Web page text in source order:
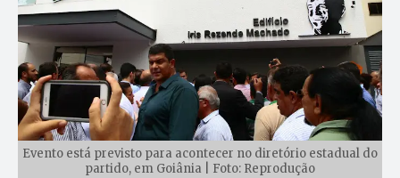
Evento está previsto para acontecer no diretório estadual do
partido, em Goiânia | Foto: Reprodução